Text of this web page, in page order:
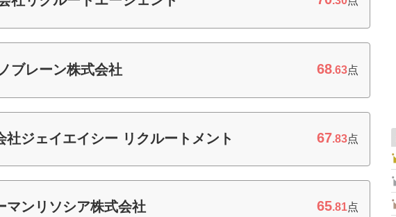
ブレーン株式会社 68.63点
社ジェイエイシー リクルートメント 67.83点
マンリソシア株式会社 65.81点